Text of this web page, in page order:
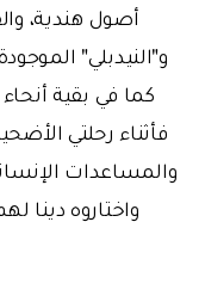
أصول هندية،
و"النيدبلي"
كما في بقية
فأثناء رحلتي
واختاروه دينا